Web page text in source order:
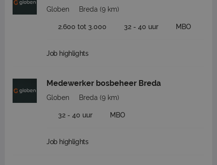
Globen Breda (9 km)
2.600 tot 3.000 32 - 40 uur MBO
Job highlights
Medewerker bosbeheer Breda
Globen Breda (9 km)
32 - 40 uur MBO
Job highlights